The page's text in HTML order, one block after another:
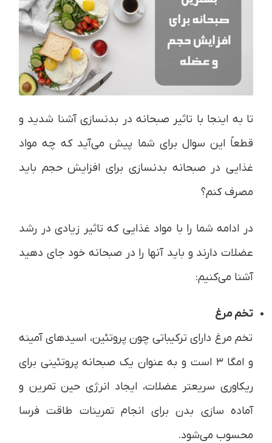
تا به اینجا با تاثیر صبحانه در بدنسازی آشنا شدید و
قطعاً این سوال برای شما پیش می‌آید که چه مواد
غذایی در صبحانه بدنسازی برای افزایش حجم باید
مصرف کنم؟
در ادامه شما را با مواد غذایی که تاثیر زیادی در رشد
عضلات دارند و باید آنها را در صبحانه خود جای دهید
آشنا می‌کنیم:
تخم مرغ
تخم مرغ دارای ترکیباتی چون پروتئین، اسیدهای آمینه
و امگا ۳ است و به عنوان یک صبحانه پروتئینی برای
ریکاوری سریع‏تر عضلات، ایجاد انرژی حین تمرین و
آماده سازی بدن برای انجام تمرینات طاقت فرسا
محسوب می‌شود.